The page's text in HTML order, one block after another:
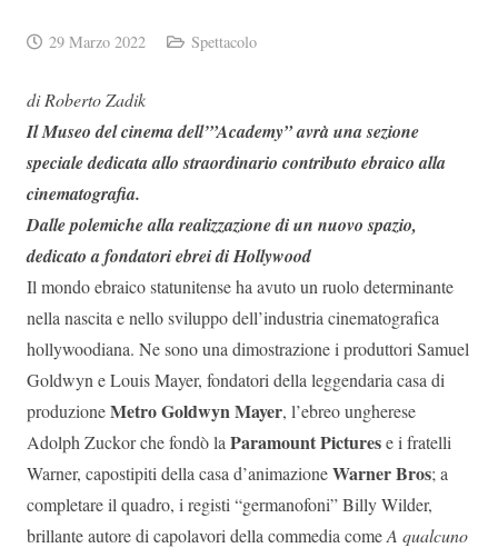
29 Marzo 2022 Spettacolo
di Roberto Zadik
Il Museo del cinema dell’”Academy” avrà una sezione
speciale dedicata allo straordinario contributo ebraico alla
cinematografia.
Dalle polemiche alla realizzazione di un nuovo spazio,
dedicato a fondatori ebrei di Hollywood
Il mondo ebraico statunitense ha avuto un ruolo determinante
nella nascita e nello sviluppo dell’industria cinematografica
hollywoodiana. Ne sono una dimostrazione i produttori Samuel
Goldwyn e Louis Mayer, fondatori della leggendaria casa di
produzioneMetro Goldwyn Mayer, l’ebreo ungherese
Adolph Zuckor che fondò la Paramount Picturese i fratelli
Warner, capostipiti della casa d’animazioneWarner Bros; a
completare il quadro, i registi “germanofoni” Billy Wilder,
brillante autore di capolavori della commedia comeA qualcuno